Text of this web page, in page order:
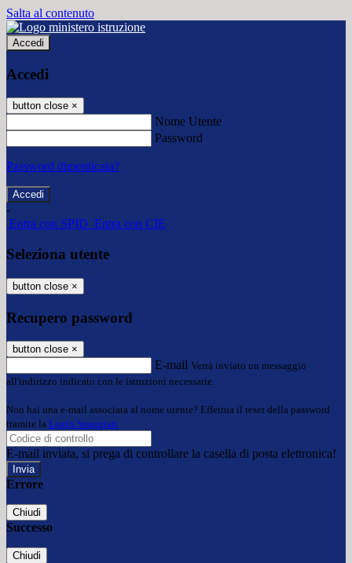
Salta al contenuto
Accedi
Accedi
button close ×
Nome Utente
Password
Password dimenticata?
-
Entra con SPID Entra con CIE
Seleziona utente
button close ×
Recupero password
button close ×
E-mail Verrà inviato un messaggio
all'indirizzo indicato con le istruzioni necessarie.
Non hai una e-mail associata al nome utente? Effettua il reset della password
tramite la Login Spaggiari
E-mail inviata, si prega di controllare la casella di posta elettronica!
Errore
Chiudi
Successo
Chiudi